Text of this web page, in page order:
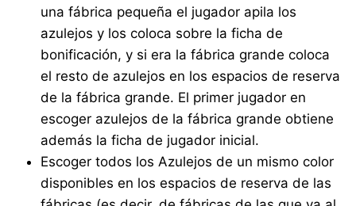
una fábrica pequeña el jugador apila los
azulejos y los coloca sobre la ficha de
bonificación, y si era la fábrica grande coloca
el resto de azulejos en los espacios de reserva
de la fábrica grande. El primer jugador en
escoger azulejos de la fábrica grande obtiene
además la ficha de jugador inicial.
Escoger todos los Azulejos de un mismo color
disponibles en los espacios de reserva de las